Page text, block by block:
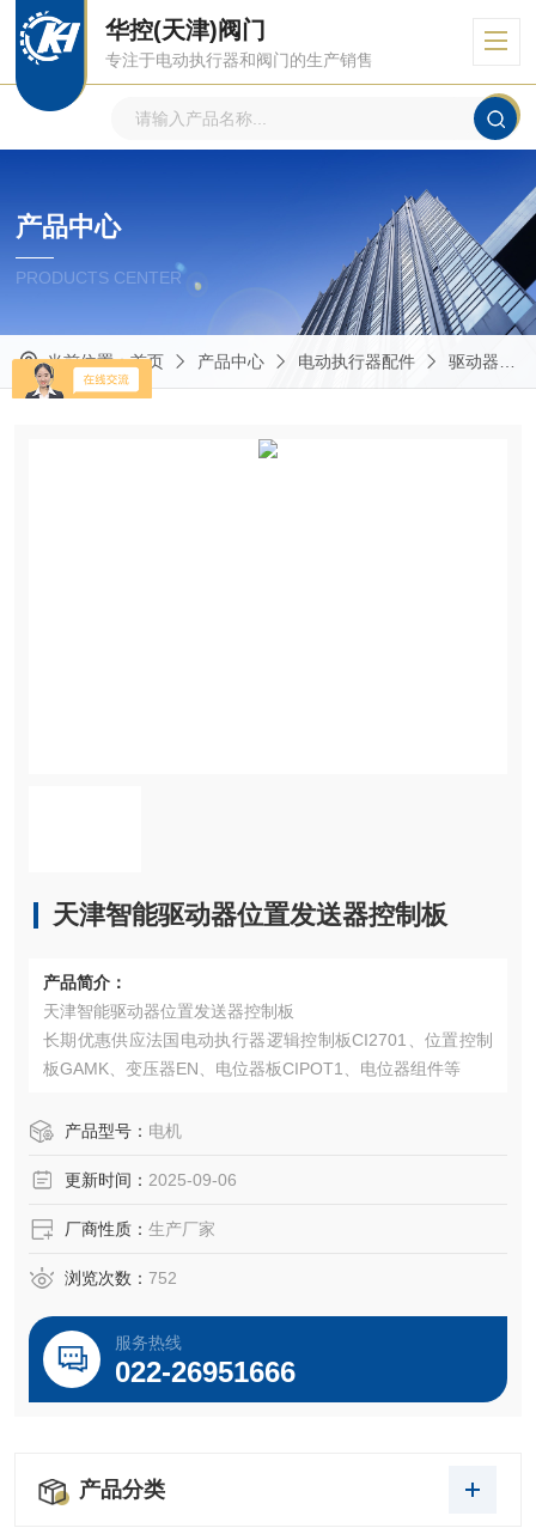
华控(天津)阀门
专注于电动执行器和阀门的生产销售
产品中心
PRODUCTS CENTER
当前位置：首页 产品中心 电动执行器配件 驱动器
天津智能驱动器位置发送器控制板
产品简介：
天津智能驱动器位置发送器控制板
长期优惠供应法国电动执行器逻辑控制板CI2701、位置控制
板GAMK、变压器EN、电位器板CIPOT1、电位器组件等
产品型号： 电机
更新时间： 2025-09-06
厂商性质： 生产厂家
浏览次数： 752
服务热线
022-26951666
产品分类